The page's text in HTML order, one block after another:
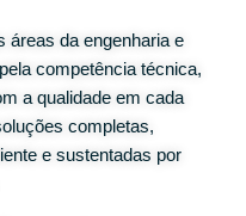
áreas da engenharia e
competência técnica,
a qualidade em cada
completas,
e sustentadas por